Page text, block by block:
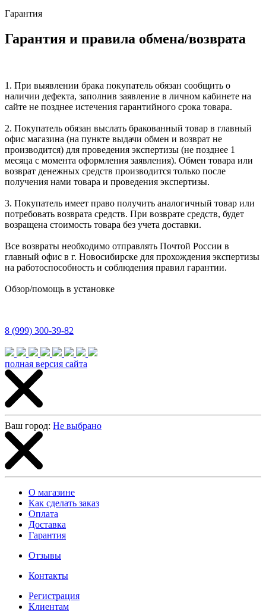
Гарантия
Гарантия и правила обмена/возврата
1. При выявлении брака покупатель обязан сообщить о
наличии дефекта, заполнив заявление в личном кабинете на
сайте не позднее истечения гарантийного срока товара.
2. Покупатель обязан выслать бракованный товар в главный
офис магазина (на пункте выдачи обмен и возврат не
производится) для проведения экспертизы (не позднее 1
месяца с момента оформления заявления). Обмен товара или
возврат денежных средств производится только после
получения нами товара и проведения экспертизы.
3. Покупатель имеет право получить аналогичный товар или
потребовать возврата средств. При возврате средств, будет
возращена стоимость товара без учета доставки.
Все возвраты необходимо отправлять Почтой России в
главный офис в г. Новосибирске для прохождения экспертизы
на работоспособность и соблюдения правил гарантии.
Обзор/помощь в установке
8 (999) 300-39-82
полная версия сайта
Ваш город: Не выбрано
О магазине
Как сделать заказ
Оплата
Доставка
Гарантия
Отзывы
Контакты
Регистрация
Клиентам